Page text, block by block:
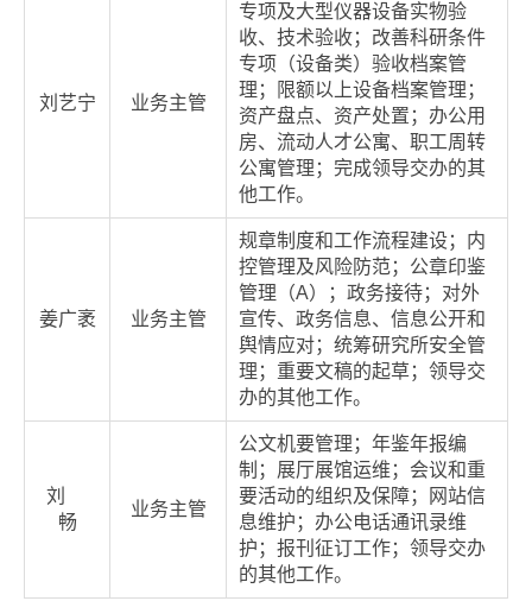
刘艺宁 业务主管
专项及大型仪器设备实物验
收、技术验收；改善科研条件
专项（设备类）验收档案管
理；限额以上设备档案管理；
资产盘点、资产处置；办公用
房、流动人才公寓、职工周转
公寓管理；完成领导交办的其
他工作。
姜广袤 业务主管
规章制度和工作流程建设；内
控管理及风险防范；公章印鉴
管理（A）；政务接待；对外
宣传、政务信息、信息公开和
舆情应对；统筹研究所安全管
理；重要文稿的起草；领导交
办的其他工作。
刘
畅
业务主管
公文机要管理；年鉴年报编
制；展厅展馆运维；会议和重
要活动的组织及保障；网站信
息维护；办公电话通讯录维
护；报刊征订工作；领导交办
的其他工作。